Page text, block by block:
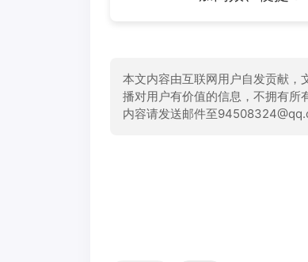
本文内容由互联网用户自发贡献，
播对用户有价值的信息，不拥有所
内容请发送邮件至